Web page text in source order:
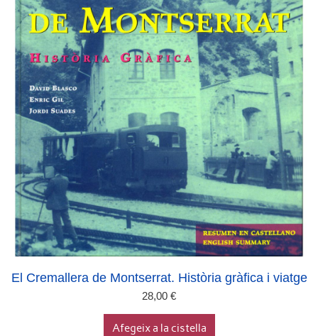
El Cremallera de Montserrat. Història gràfica i viatge
28,00 €
Afegeix a la cistella